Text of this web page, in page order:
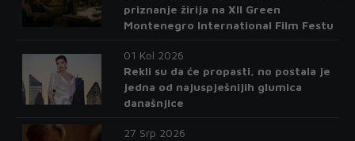
priznanje žirija na XII Green
Montenegro International Film Festu
01 Kol 2026
Rekli su da će propasti, no postala je
jedna od najuspješnijih glumica
današnjice
27 Srp 2026